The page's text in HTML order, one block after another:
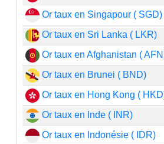
Or taux en Singapour ( SGD)
Or taux en Sri Lanka ( LKR)
Or taux en Afghanistan (
Or taux en Brunei ( BND)
Or taux en Hong Kong (
Or taux en Inde ( INR)
Or taux en Indonésie ( IDR)